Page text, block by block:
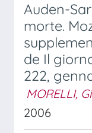
Auden-
morte.
de Il
222,
MORELLI,
2006